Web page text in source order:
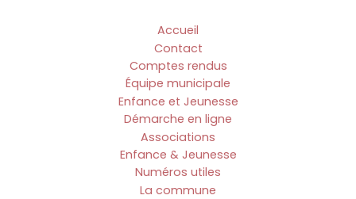
Accueil
Contact
Comptes rendus
Équipe municipale
Enfance et Jeunesse
Démarche en ligne
Associations
Enfance & Jeunesse
Numéros utiles
La commune